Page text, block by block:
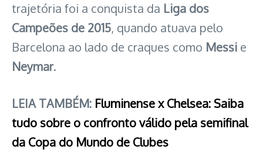
trajetória foi a conquista da Liga dos
Campeões de 2015, quando atuava pelo
Barcelona ao lado de craques como Messi e
Neymar.
LEIA TAMBÉM: Fluminense x Chelsea: Saiba
tudo sobre o confronto válido pela semifinal
da Copa do Mundo de Clubes